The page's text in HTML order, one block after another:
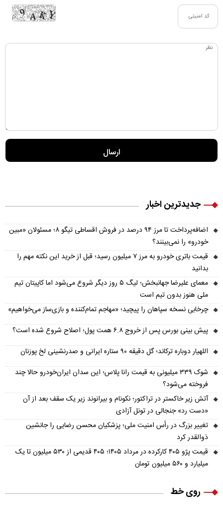
جدیدترین اخبار
اضافه‌پرداخت تا مرز ۹۴ درصد در فروش اقساطی تیگو ۸؛ مسئولان «مبین
خودرو» را نمی‌بینند؟
قیمت باتری خودرو به مرز ۷ میلیون رسید؛ قبل از خرید این نکته مهم را
بدانید
معمای علیرضا جهانبخش؛ لیگ ۵ روز دیگر شروع می‌شود اما کاپیتان تیم
ملی هنوز بدون تیم است
چرخابی نسخه سپاهان را پیچید؛ «مهاجم تمام‌کننده و بازی‌ساز می‌خواهیم»
پیش‌ بینی بورس پس از خروج ۶.۸ همت پول؛ اصلاح شروع شده است؟
اللهیار دوباره ترکاند؛ گل دقیقه ۹۰ ستاره ایرانی و صدرنشینی لخ پوزنان
شوک ۳۳۹ میلیونی به قیمت رانا پلاس؛ این سدان ایران‌خودرو حالا چند
فروخته می‌شود؟
آتش زیر خاکستر در تراکتور؛ نکونام و بیرانوند زیر یک سقف بعد از آن
«دست رد» جنجالی در تونل آزادی
تغییر بزرگ در رأس امنیت ملی؛ پزشکیان محسن رضایی را جانشین
ذوالقدر کرد
قیمت پژو ۴۰۵ کارکرده در مرداد ۱۴۰۵؛ ۴۰۵ قدیمی از ۵۳۰ میلیون تا یک
میلیارد و ۵۶۰ میلیون تومان
روی خط